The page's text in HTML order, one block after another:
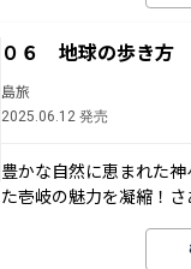
０６ 地球の歩き
島旅
2025.06.12 発売
豊かな自然に恵まれた
た壱岐の魅力を凝縮！さ